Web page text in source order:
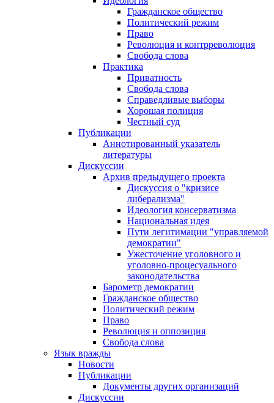
Гражданское общество
Политический режим
Право
Революция и контрреволюция
Свобода слова
Практика
Приватность
Свобода слова
Справедливые выборы
Хорошая полиция
Честный суд
Публикации
Аннотированный указатель
литературы
Дискуссии
Архив предыдущего проекта
Дискуссия о "кризисе
либерализма"
Идеология консерватизма
Национальная идея
Пути легитимации "управляемой
демократии"
Ужесточение уголовного и
уголовно-процесуального
законодательства
Барометр демократии
Гражданское общество
Политический режим
Право
Революция и оппозиция
Свобода слова
Язык вражды
Новости
Публикации
Документы других организаций
Дискуссии